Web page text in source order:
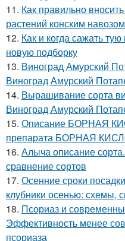
11. Как правильно
растений конским навозом
12. Как и когда сажать
новую подборку
13. Виноград Амурский
Виноград Амурский
14. Выращивание сорта
Виноград Амурский
15. Описание БОРНАЯ
препарата БОРНАЯ
16. Алыча описание
сравнение сортов
17. Осенние сроки
клубники осенью: схемы,
18. Псориаз и
Эффективность менее
псориаза